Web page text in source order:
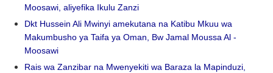
Moosawi, aliyefika Ikulu Zanzi
Dkt Hussein Ali Mwinyi amekutana na Katibu Mkuu wa
Makumbusho ya Taifa ya Oman, Bw Jamal Moussa Al -
Moosawi
Rais wa Zanzibar na Mwenyekiti wa Baraza la Mapinduzi,